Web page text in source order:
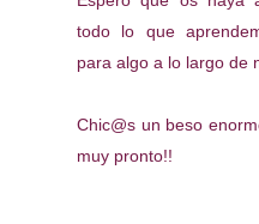
todo lo que
para algo a lo largo de
Chic@s un beso
muy pronto!!